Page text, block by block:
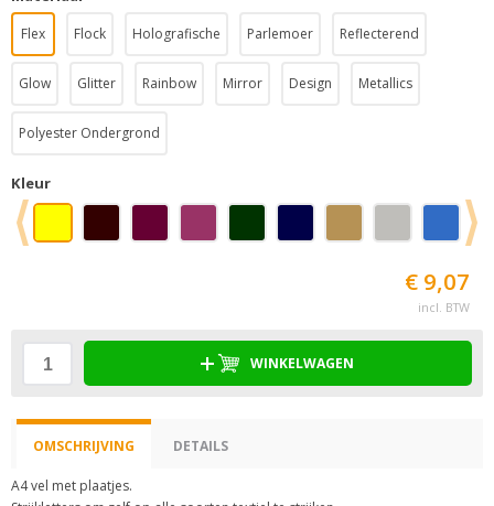
Flex Flock Holografische Parlemoer Reflecterend
Glow Glitter Rainbow Mirror Design Metallics
Polyester Ondergrond
Kleur
€ 9,07
incl. BTW
WINKELWAGEN
OMSCHRIJVING DETAILS
A4 vel met plaatjes.